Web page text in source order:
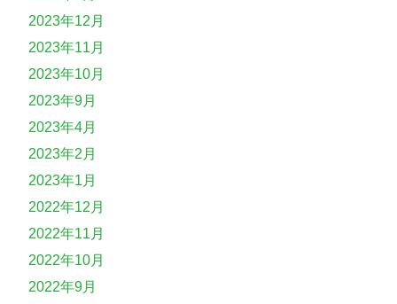
2023年12月
2023年11月
2023年10月
2023年9月
2023年4月
2023年2月
2023年1月
2022年12月
2022年11月
2022年10月
2022年9月